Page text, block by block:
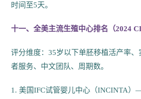
时间至5天。
十一、全美主流生殖中心排名（2024
评分维度：35岁以下单胚移植活产率
者服务、中文团队、周期数。
1. 美国IFC试管婴儿中心（INCINTA